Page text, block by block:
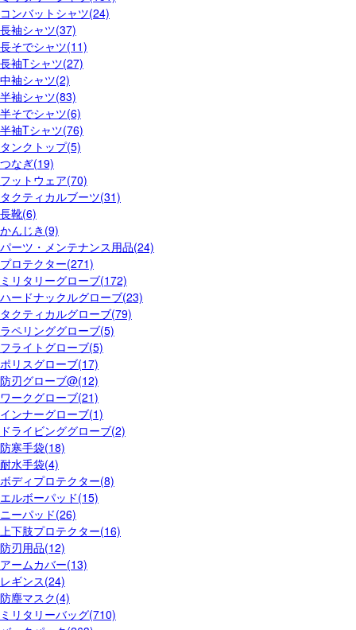
コンバットシャツ(24)
長袖シャツ(37)
長そでシャツ(11)
長袖Tシャツ(27)
中袖シャツ(2)
半袖シャツ(83)
半そでシャツ(6)
半袖Tシャツ(76)
タンクトップ(5)
つなぎ(19)
フットウェア(70)
タクティカルブーツ(31)
長靴(6)
かんじき(9)
パーツ・メンテナンス用品(24)
プロテクター(271)
ミリタリーグローブ(172)
ハードナックルグローブ(23)
タクティカルグローブ(79)
ラペリンググローブ(5)
フライトグローブ(5)
ポリスグローブ(17)
防刃グローブ@(12)
ワークグローブ(21)
インナーグローブ(1)
ドライビンググローブ(2)
防寒手袋(18)
耐水手袋(4)
ボディプロテクター(8)
エルボーパッド(15)
ニーパッド(26)
上下肢プロテクター(16)
防刃用品(12)
アームカバー(13)
レギンス(24)
防塵マスク(4)
ミリタリーバッグ(710)